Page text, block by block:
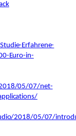
Erfahrene-
Euro-in-
05/07/net-
2018/05/07/